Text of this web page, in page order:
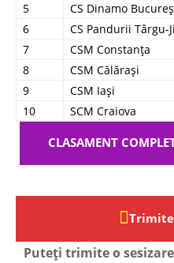
5
CS Dinamo
6
CS Pandurii Târgu-
7
CSM Constanța
8
CSM Călărași
9
CSM Iași
10
SCM Craiova
CLASAMENT
Trimite
Puteți trimite o